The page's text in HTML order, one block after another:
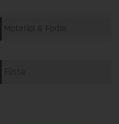
Material & Farbe
Füsse